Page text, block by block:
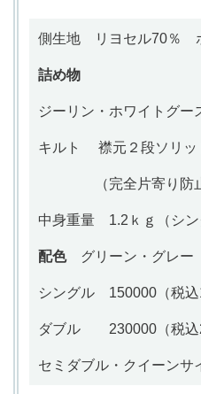
側生地 リヨセル70％
詰め物
ジーリン・ホワイトグ
キルト 襟元２段ソリッ
（完全片寄り防止
中身重量 1.2ｋｇ（シン
配色グリーン・グレー
シングル 150000（税込
ダブル 230000（税込
セミダブル・クイーンサ